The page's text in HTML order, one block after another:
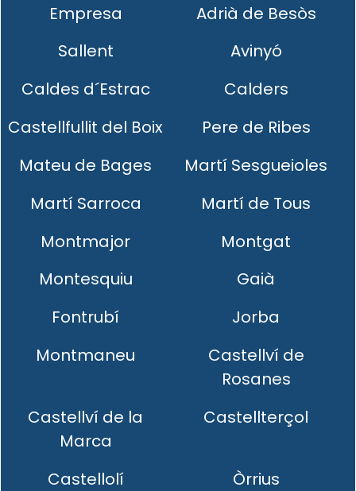
Empresa
Adrià de Besòs
Sallent
Avinyó
Caldes d´Estrac
Calders
Castellfullit del Boix
Pere de Ribes
Mateu de Bages
Martí Sesgueioles
Martí Sarroca
Martí de Tous
Montmajor
Montgat
Montesquiu
Gaià
Fontrubí
Jorba
Montmaneu
Castellví de
Rosanes
Castellví de la
Marca
Castellterçol
Castellolí
Òrrius